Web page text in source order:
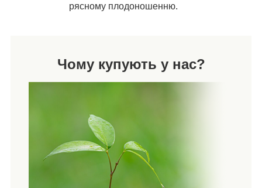
рясному плодоношенню.
Чому купують у нас?